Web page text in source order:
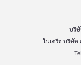
บริษั
ในเครือ บริษัท